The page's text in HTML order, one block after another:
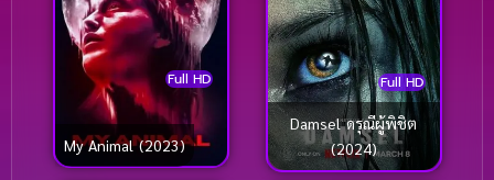
Full HD
My Animal (2023)
Full HD
Damsel ดรุณีผู้พิชิต
(2024)